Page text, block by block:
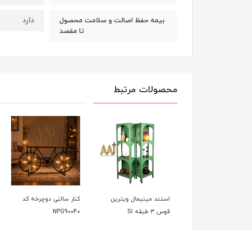
بیمه حفظ اصالت و سلامت محصول
تا مقصد
دارد
محصولات مرتبط
استند مینیمال ویترین
قوس 3 طبقه S1
کنار سالنی دوچرخه کد
NPG90040